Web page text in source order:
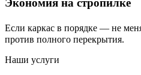
Экономия на стропилке
Если каркас в порядке — не
против полного перекрытия.
Наши услуги